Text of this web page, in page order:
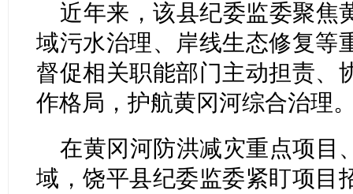
近年来，该县纪委监委聚焦
域污水治理、岸线生态修复等
督促相关职能部门主动担责、
作格局，护航黄冈河综合治理
在黄冈河防洪减灾重点项目
域，饶平县纪委监委紧盯项目